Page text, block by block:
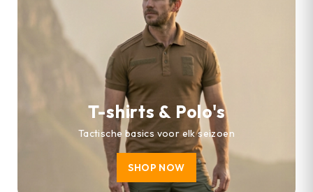
T-shirts & Polo's
Tactische basics voor elk seizoen
SHOP NOW